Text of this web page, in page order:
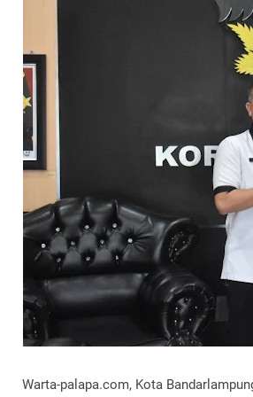
Warta-palapa.com, Kota